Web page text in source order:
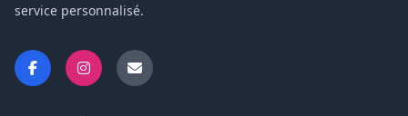
service personnalisé.